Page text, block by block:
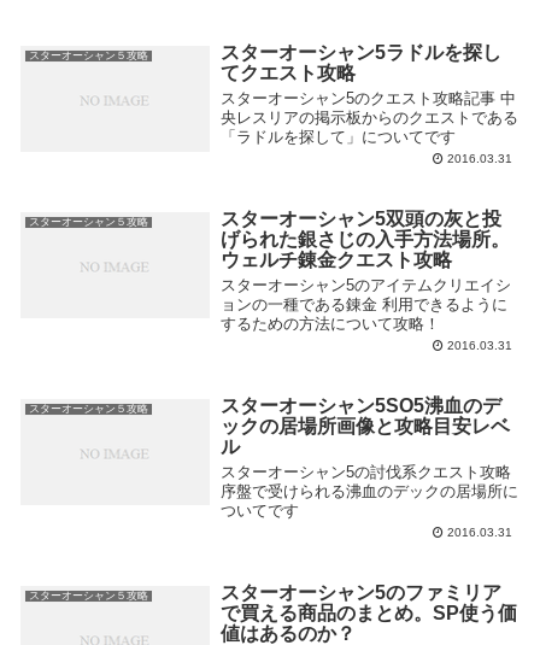
スターオーシャン５攻略
スターオーシャン5ラドルを探し
てクエスト攻略
スターオーシャン5のクエスト攻略記事 中
央レスリアの掲示板からのクエストである
「ラドルを探して」についてです
2016.03.31
スターオーシャン５攻略
スターオーシャン5双頭の灰と投
げられた銀さじの入手方法場所。
ウェルチ錬金クエスト攻略
スターオーシャン5のアイテムクリエイシ
ョンの一種である錬金 利用できるように
するための方法について攻略！
2016.03.31
スターオーシャン５攻略
スターオーシャン5SO5沸血のデ
ックの居場所画像と攻略目安レベ
ル
スターオーシャン5の討伐系クエスト攻略
序盤で受けられる沸血のデックの居場所に
ついてです
2016.03.31
スターオーシャン５攻略
スターオーシャン5のファミリア
で買える商品のまとめ。SP使う価
値はあるのか？